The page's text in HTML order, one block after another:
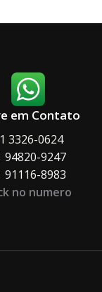
em Contato
3326-0624
94820-9247
91116-8983
no numero